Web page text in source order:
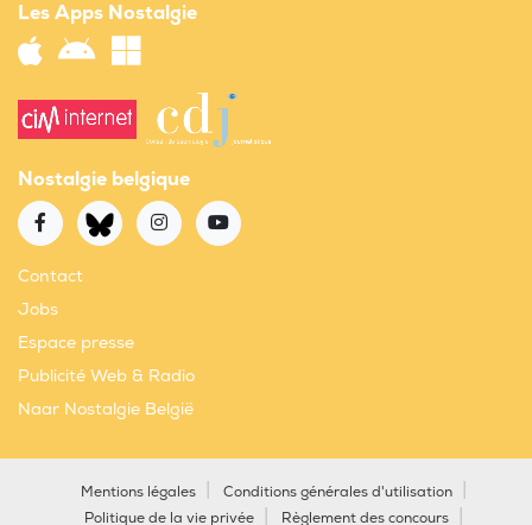
Les Apps Nostalgie
Nostalgie belgique
Contact
Jobs
Espace presse
Publicité Web & Radio
Naar Nostalgie België
Mentions légales
Conditions générales d'utilisation
Politique de la vie privée
Règlement des concours